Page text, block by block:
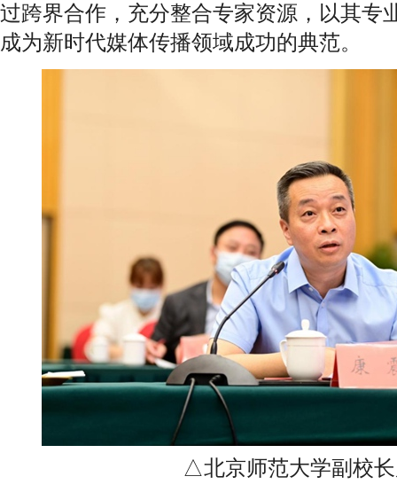
过跨界合作，充分整合专家资源，以其专
成为新时代媒体传播领域成功的典范。
△北京师范大学副校